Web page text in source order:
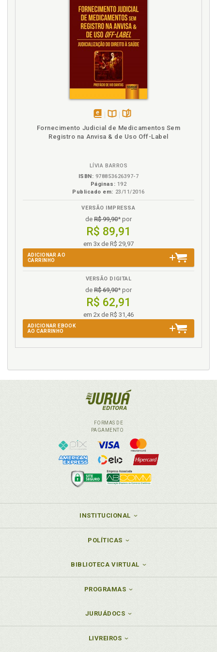
Tutela inibitória. Breves considerações acerca da
tutela inibitória no plano da divulgação de uma
biografia não autorizada, p. 83
Tutela inibitória. Previsões legais, p. 77
Tutela sancionatória e reparatória, p. 69
disponível
em
Disponível
na
páginas
Fornecimento Judicial de Medicamentos Sem
Registro na Anvisa & de Uso Off-Label
LÍVIA BARROS
ISBN: 978853626397-7
Páginas: 192
Publicado em: 23/11/2016
VERSÃO IMPRESSA
de R$ 99,90* por
R$ 89,91
em 3x de R$ 29,97
ADICIONAR AO
CARRINHO
VERSÃO DIGITAL
de R$ 69,90* por
R$ 62,91
em 2x de R$ 31,46
ADICIONAR EBOOK
AO CARRINHO
FORMAS DE
PAGAMENTO
INSTITUCIONAL
POLÍTICAS
BIBLIOTECA VIRTUAL
PROGRAMAS
JURUÁDOCS
LIVREIROS